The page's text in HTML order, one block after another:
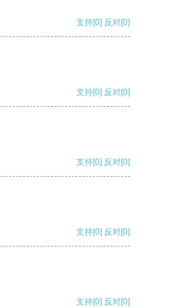
支持[0] 反对[0]
支持[0] 反对[0]
支持[0] 反对[0]
支持[0] 反对[0]
支持[0] 反对[0]